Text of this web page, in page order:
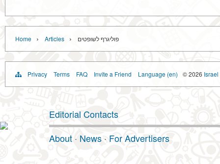
Home › Articles › פוליגרף לשופטים
Privacy Terms FAQ Invite a Friend Language (en) © 2026
Editorial Contacts
About · News · For Advertisers